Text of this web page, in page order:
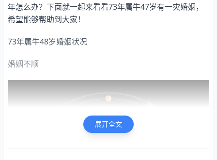
年怎么办？下面就一起来看看73年属牛47岁有一灾婚姻，
希望能够帮助到大家！
73年属牛48岁婚姻状况
婚姻不顺
展开全文